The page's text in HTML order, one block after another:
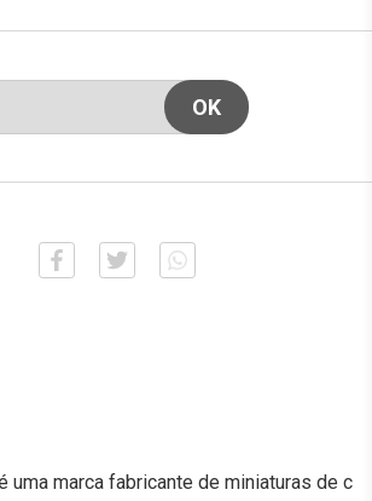
uma marca fabricante de miniaturas de c